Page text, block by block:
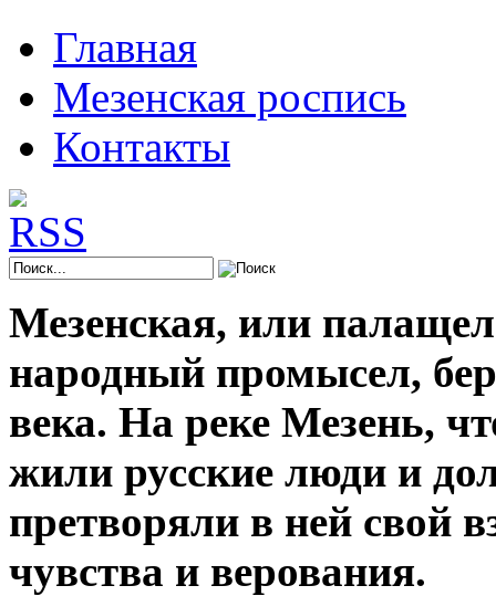
Главная
Мезенская роспись
Контакты
Мезенская, или
народный промысел,
века. На реке Мезень,
жили русские люди и
претворяли в ней свой
чувства и верования.